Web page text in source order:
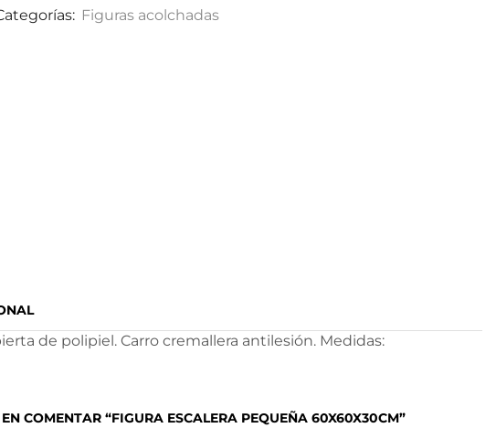
Figuras acolchadas
de polipiel. Carro cremallera antilesión. Medidas:
COMENTAR “FIGURA ESCALERA PEQUEÑA 60X60X30CM”